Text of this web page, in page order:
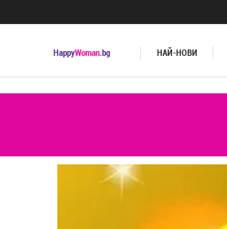
HappyWoman.bg НАЙ-НОВИ